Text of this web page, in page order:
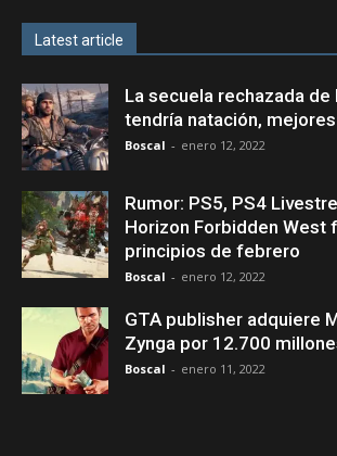
Latest article
La secuela rechazada de
tendría natación,
Boscal - enero 12, 2022
Rumor: PS5, PS4
Horizon Forbidden West
principios de febrero
Boscal - enero 12, 2022
GTA publisher adquiere
Zynga por 12.700
Boscal - enero 11, 2022